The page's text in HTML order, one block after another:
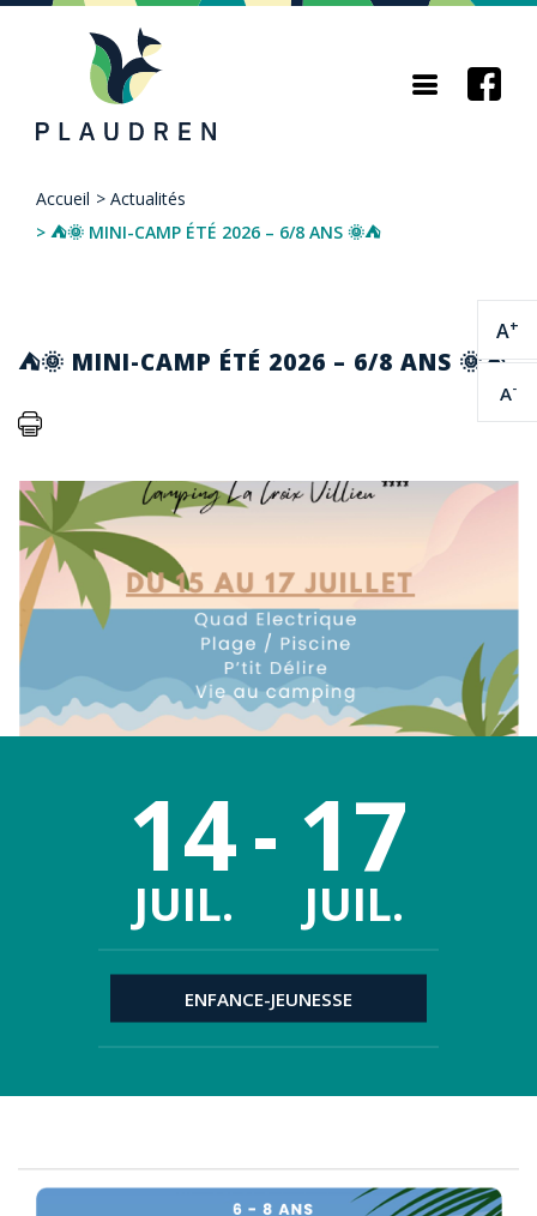
Aller
contenu
principal
A+
A-
Fil
Accueil > Actualités
> ⛺🌞 MINI-CAMP ÉTÉ 2026 – 6/8 ANS 🌞⛺
⛺🌞 MINI-CAMP ÉTÉ 2026 – 6/8 ANS 🌞⛺
14
JUIL.
17
JUIL.
ENFANCE-JEUNESSE